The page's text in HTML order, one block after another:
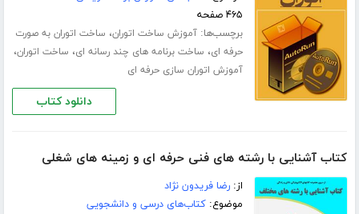
۴۶۵ صفحه
برچسب‌ها:آموزش ساخت اتوران، ساخت اتوران به صورت
حرفه ای، ساخت برنامه های چند رسانه ای، ساخت اتوران،
آموزش اتوران سازی حرفه ای
دانلود کتاب
کتاب آشنایی با رشته های فنی حرفه ای و زمینه های شغلی
از:رضا فریدون نژاد
موضوع:کتاب‌های درسی و دانشجویی